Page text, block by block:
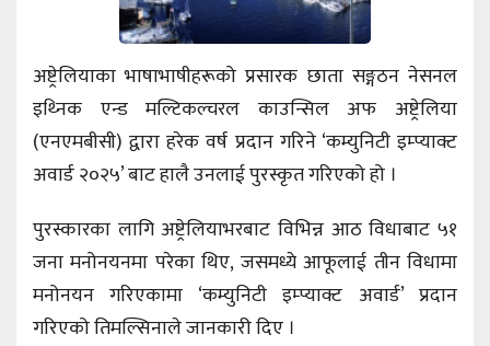
अष्ट्रेलियाका भाषाभाषीहरूको प्रसारक छाता सङ्गठन नेसनल
इथ्निक एन्ड मल्टिकल्चरल काउन्सिल अफ अष्ट्रेलिया
(एनएमबीसी) द्वारा हरेक वर्ष प्रदान गरिने ‘कम्युनिटी इम्प्याक्ट
अवार्ड २०२५’ बाट हालै उनलाई पुरस्कृत गरिएको हो ।
पुरस्कारका लागि अष्ट्रेलियाभरबाट विभिन्न आठ विधाबाट ५१
जना मनोनयनमा परेका थिए, जसमध्ये आफूलाई तीन विधामा
मनोनयन गरिएकामा ‘कम्युनिटी इम्प्याक्ट अवार्ड’ प्रदान
गरिएको तिमल्सिनाले जानकारी दिए ।